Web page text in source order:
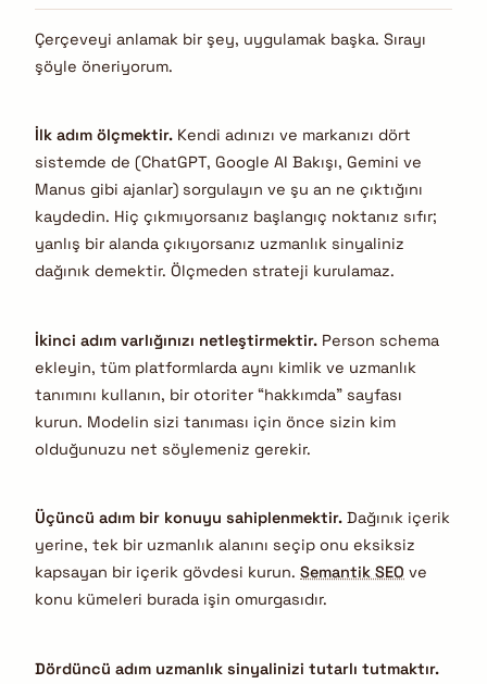
Çerçeveyi anlamak bir şey, uygulamak başka. Sırayı
şöyle öneriyorum.
İlk adım ölçmektir. Kendi adınızı ve markanızı dört
sistemde de (ChatGPT, Google AI Bakışı, Gemini ve
Manus gibi ajanlar) sorgulayın ve şu an ne çıktığını
kaydedin. Hiç çıkmıyorsanız başlangıç noktanız sıfır;
yanlış bir alanda çıkıyorsanız uzmanlık sinyaliniz
dağınık demektir. Ölçmeden strateji kurulamaz.
İkinci adım varlığınızı netleştirmektir. Person schema
ekleyin, tüm platformlarda aynı kimlik ve uzmanlık
tanımını kullanın, bir otoriter “hakkımda” sayfası
kurun. Modelin sizi tanıması için önce sizin kim
olduğunuzu net söylemeniz gerekir.
Üçüncü adım bir konuyu sahiplenmektir. Dağınık içerik
yerine, tek bir uzmanlık alanını seçip onu eksiksiz
kapsayan bir içerik gövdesi kurun. Semantik SEO ve
konu kümeleri burada işin omurgasıdır.
Dördüncü adım uzmanlık sinyalinizi tutarlı tutmaktır.